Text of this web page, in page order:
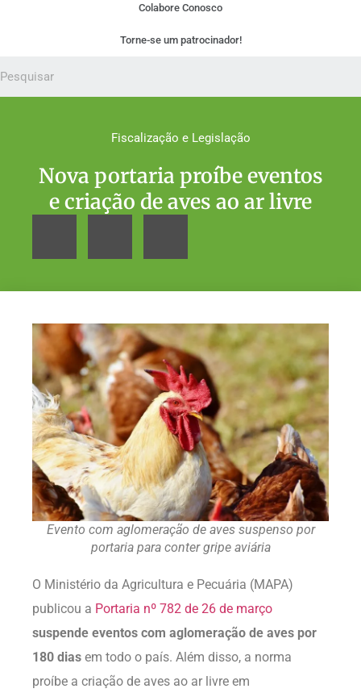
Colabore Conosco
Torne-se um patrocinador!
Fiscalização e Legislação
Nova portaria proíbe eventos
e criação de aves ao ar livre
Evento com aglomeração de aves suspenso por
portaria para conter gripe aviária
O Ministério da Agricultura e Pecuária (MAPA)
publicou a Portaria nº 782 de 26 de março
suspende eventos com aglomeração de aves por
180 dias em todo o país. Além disso, a norma
proíbe a criação de aves ao ar livre em